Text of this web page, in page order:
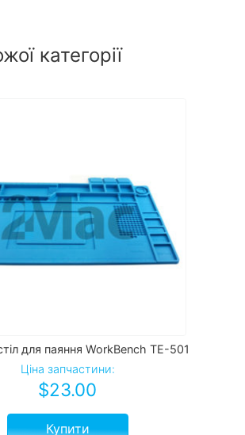
категорії
для паяння WorkBench TE-501
Ціна запчастини:
$23.00
Купити